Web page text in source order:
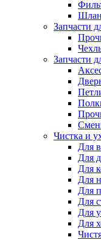
Запчасти
Запчасти
Чистка и
Для
Для
Для
Для
Для
Для
Для
Для